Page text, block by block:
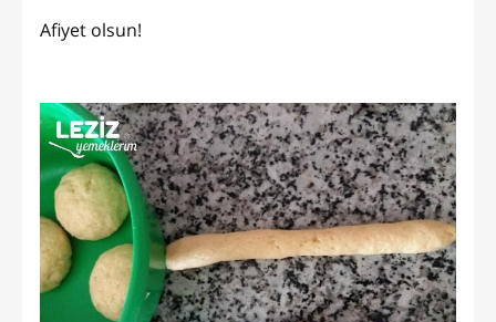
Afiyet olsun!